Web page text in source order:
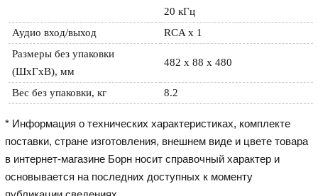
20 кГц
Аудио вход/выход
RCA x 1
Размеры без упаковки
(ШхГхВ), мм
482 х 88 х 480
Вес без упаковки, кг 8.2
* Информация о технических характеристиках, комплекте
поставки, стране изготовления, внешнем виде и цвете товара
в интернет-магазине Борн носит справочный характер и
основывается на последних доступных к моменту